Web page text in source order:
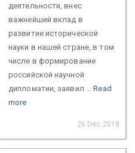
деятельности, внес
важнейший вклад в
развитие исторической
науки в нашей стране, в том
числе в формирование
российской научной
дипломатии, заявил ...Read
more
26 Dec 2018